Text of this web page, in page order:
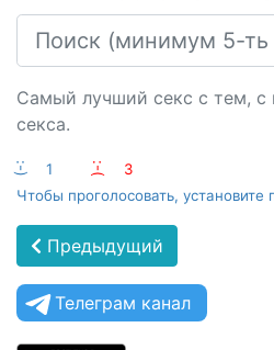
Самый лучший секс с тем, с
секса.
:-) 1 :-(
3
Чтобы проголосовать, установите
Предыдущий
Телеграм канал